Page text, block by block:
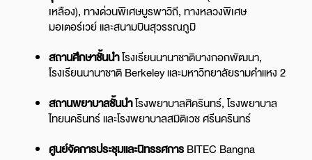
เหลือง), ทางด่วนพิเศษบูรพาวิถี, ทางหลวงพิเศษ
มอเตอร์เวย์ และสนามบินสุวรรณภูมิ
สถานศึกษาชั้นนำโรงเรียนนานาชาติบางกอกพัฒนา,
โรงเรียนนานาชาติ Berkeley และมหาวิทยาลัยรามคำแหง 2
สถานพยาบาลชั้นนำโรงพยาบาลศิครินทร์, โรงพยาบาล
ไทยนครินทร์ และโรงพยาบาลสมิติเวช ศรีนครินทร์
ศูนย์จัดการประชุมและนิทรรศการBITEC Bangna